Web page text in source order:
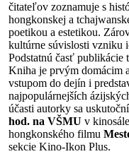
čitateľov zoznamuje s
hongkonskej a
poetikou a estetikou.
kultúrne súvislosti vzniku
Podstatnú časť
Kniha je prvým domácim
vstupom do dejín i
najpopulárnejších
účasti autorky sa
hod. na VŠMU v
hongkonského filmu
sekcie Kino-Ikon Plus.